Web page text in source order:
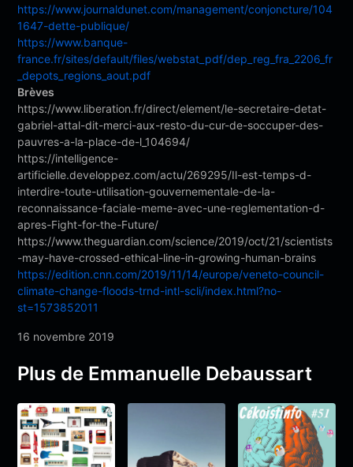
https://www.journaldunet.com/management/conjoncture/104
1647-dette-publique/
https://www.banque-
france.fr/sites/default/files/webstat_pdf/dep_reg_fra_2206_fr
_depots_regions_aout.pdf
Brèves
https://www.liberation.fr/direct/element/le-secretaire-detat-
gabriel-attal-dit-merci-aux-resto-du-cur-de-soccuper-des-
pauvres-a-la-place-de-l_104694/
https://intelligence-
artificielle.developpez.com/actu/269295/Il-est-temps-d-
interdire-toute-utilisation-gouvernementale-de-la-
reconnaissance-faciale-meme-avec-une-reglementation-d-
apres-Fight-for-the-Future/
https://www.theguardian.com/science/2019/oct/21/scientists
-may-have-crossed-ethical-line-in-growing-human-brains
https://edition.cnn.com/2019/11/14/europe/veneto-council-
climate-change-floods-trnd-intl-scli/index.html?no-
st=1573852011
16 novembre 2019
Plus de Emmanuelle Debaussart